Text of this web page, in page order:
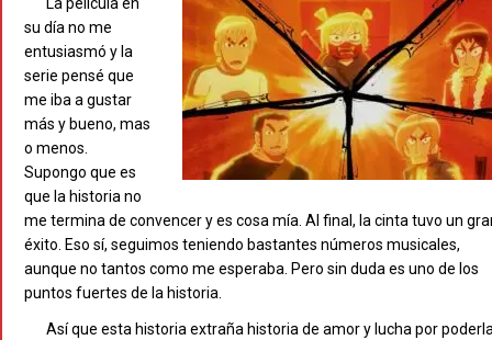
La película en
su día no me
entusiasmó y la
serie pensé que
me iba a gustar
más y bueno, mas
o menos.
Supongo que es
que la historia no
me termina de convencer y es cosa mía. Al final, la cinta tuvo un
éxito. Eso sí, seguimos teniendo bastantes números musicales,
aunque no tantos como me esperaba. Pero sin duda es uno de los
puntos fuertes de la historia.
Así que esta historia extraña historia de amor y lucha por